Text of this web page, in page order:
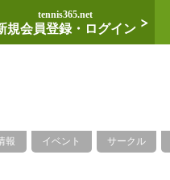
tennis365.net
規会員登録・ログイン
報 イベント サークル